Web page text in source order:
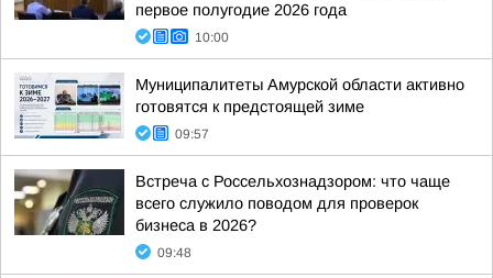
первое полугодие 2026 года
10:00
Муниципалитеты Амурской области активно
готовятся к предстоящей зиме
09:57
Встреча с Россельхознадзором: что чаще
всего служило поводом для проверок
бизнеса в 2026?
09:48